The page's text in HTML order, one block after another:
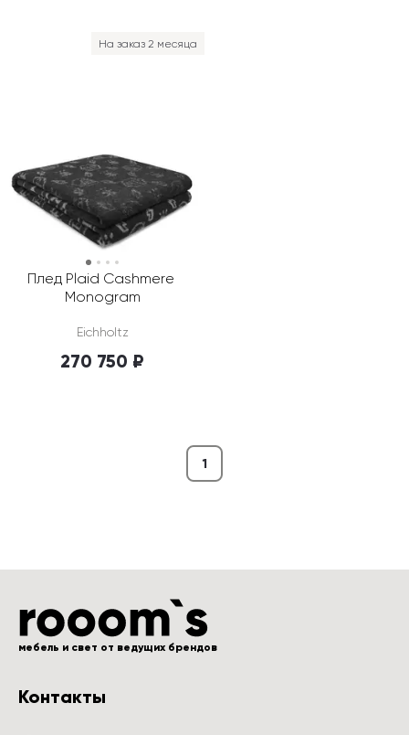
Плед Plaid Cashmere
Monogram
Eichholtz
270 750 ₽
На заказ 2 месяца
1
мебель и свет от ведущих брендов
Контакты